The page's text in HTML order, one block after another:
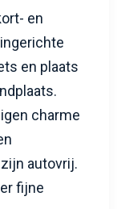
en
en plaats
charme
autovrij.
fijne